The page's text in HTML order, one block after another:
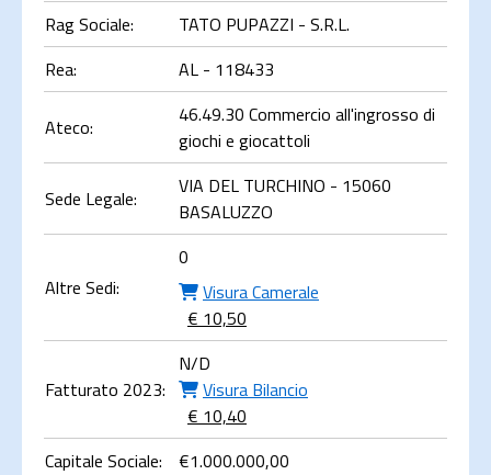
Rag Sociale:
TATO PUPAZZI - S.R.L.
Rea:
AL - 118433
Ateco:
46.49.30 Commercio all'ingrosso di
giochi e giocattoli
Sede Legale:
VIA DEL TURCHINO - 15060
BASALUZZO
Altre Sedi:
0
Visura Camerale
€ 10,50
Fatturato 2023:
N/D
Visura Bilancio
€ 10,40
Capitale Sociale:
€1.000.000,00